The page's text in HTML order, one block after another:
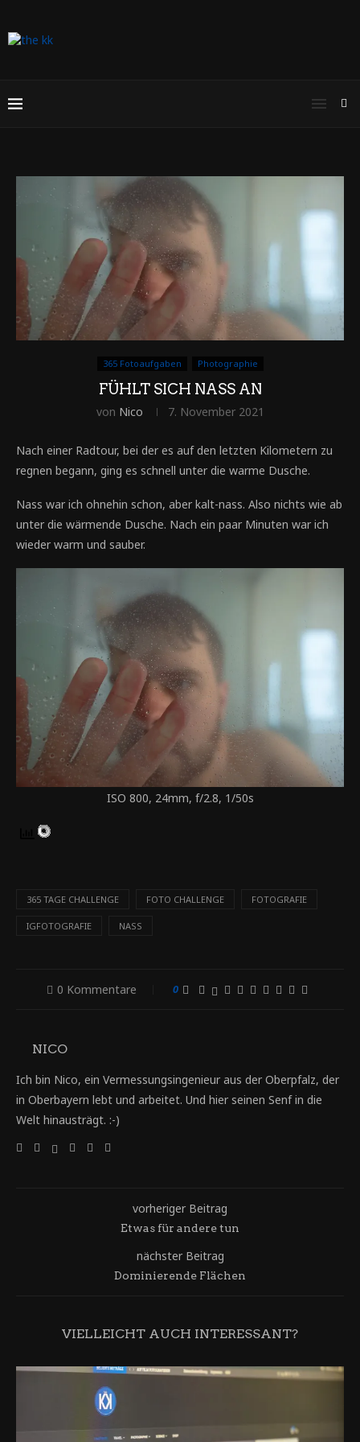
365 Fotoaufgaben Photographie
FÜHLT SICH NASS AN
von Nico 7. November 2021
Nach einer Radtour, bei der es auf den letzten Kilometern zu
regnen begann, ging es schnell unter die warme Dusche.
Nass war ich ohnehin schon, aber kalt-nass. Also nichts wie ab
unter die wärmende Dusche. Nach ein paar Minuten war ich
wieder warm und sauber.
ISO 800, 24mm, f/2.8, 1/50s
365 TAGE CHALLENGE FOTO CHALLENGE FOTOGRAFIE
IGFOTOGRAFIE NASS
0 Kommentare 0
NICO
Ich bin Nico, ein Vermessungsingenieur aus der Oberpfalz, der
in Oberbayern lebt und arbeitet. Und hier seinen Senf in die
Welt hinausträgt. :-)
vorheriger Beitrag
Etwas für andere tun
nächster Beitrag
Dominierende Flächen
VIELLEICHT AUCH INTERESSANT?